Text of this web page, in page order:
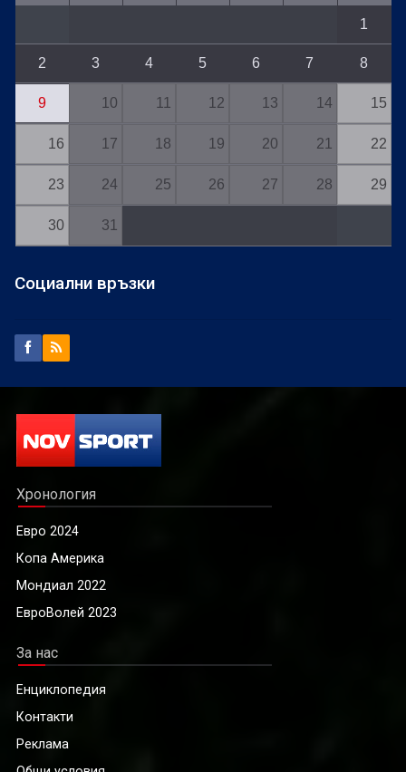
1
2 3 4 5 6 7 8
9 10 11 12 13 14 15
16 17 18 19 20 21 22
23 24 25 26 27 28 29
30 31
Социални връзки
Хронология
Евро 2024
Копа Америка
Мондиал 2022
ЕвроВолей 2023
За нас
Енциклопедия
Контакти
Реклама